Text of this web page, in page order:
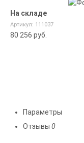
На складе
Артикул: 111037
80 256 руб.
Параметры
Отзывы 0